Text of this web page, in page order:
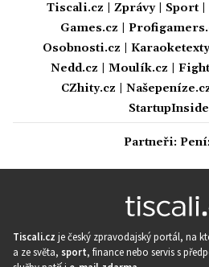
Tiscali.cz Zprávy| Sport|
Games.cz
Osobnosti.cz
Nedd.cz
Moulík.cz
CZhity.cz
Partneři:
Tiscali.cz je český zpravodajský portál, na
a ze světa, sport, finance nebo servis s